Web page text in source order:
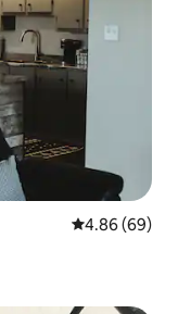
Penarafan
4.86 (69)